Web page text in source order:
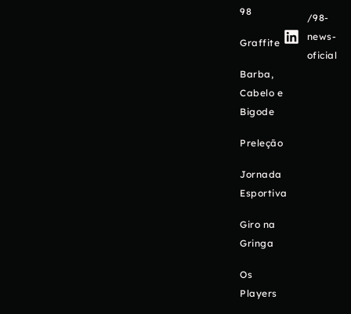
98
Graffite
Barba,
Cabelo e
Bigode
Preleção
Jornada
Esportiva
Giro na
Gringa
Os
Players
/98-
news-
oficial